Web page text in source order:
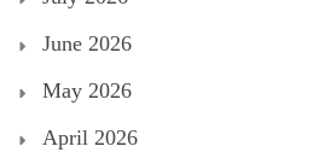
June 2026
May 2026
April 2026